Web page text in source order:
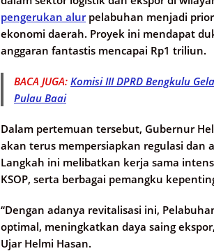
pengerukan alurpelabuhan menjadi
ekonomi daerah. Proyek ini mendapat
anggaran fantastis mencapai Rp1 triliun.
BACA JUGA: Komisi III DPRD Bengkulu
Pulau Baai
Dalam pertemuan tersebut, Gubernur
akan terus mempersiapkan regulasi dan
Langkah ini melibatkan kerja sama
KSOP, serta berbagai pemangku
“Dengan adanya revitalisasi ini,
optimal, meningkatkan daya saing
Ujar Helmi Hasan.